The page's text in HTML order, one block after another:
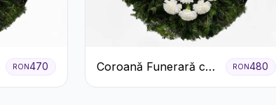
RON470
Coroană Funerară cu
Garoafe Albe și
RON480